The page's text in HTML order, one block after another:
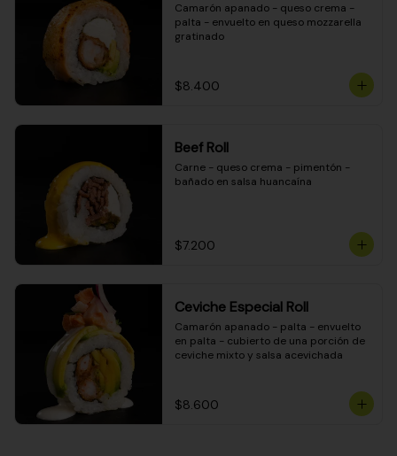
Camarón apanado - queso crema -
palta - envuelto en queso mozzarella
gratinado
$8.400
Beef Roll
Carne - queso crema - pimentón -
bañado en salsa huancaína
$7.200
Ceviche Especial Roll
Camarón apanado - palta - envuelto
en palta - cubierto de una porción de
ceviche mixto y salsa acevichada
$8.600